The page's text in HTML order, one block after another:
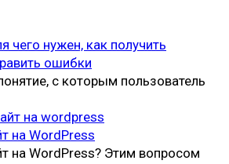
чего нужен, как получить
ошибки
с которым пользователь
на WordPress
на WordPress? Этим вопросом